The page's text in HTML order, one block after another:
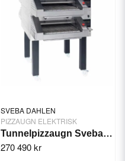
SVEBA DAHLEN
PIZZAUGN ELEKTRISK
Tunnelpizzaugn Sveba Dahlen TP21
270 490 kr